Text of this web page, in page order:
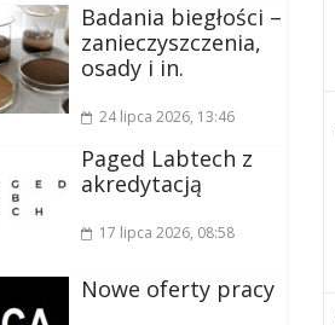
Badania biegłości –
zanieczyszczenia,
osady i in.
24 lipca 2026, 13:46
Paged Labtech z
akredytacją
17 lipca 2026, 08:58
Nowe oferty pracy